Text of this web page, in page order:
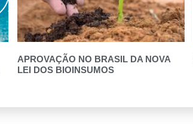
APROVAÇÃO NO BRASIL DA NOVA
LEI DOS BIOINSUMOS